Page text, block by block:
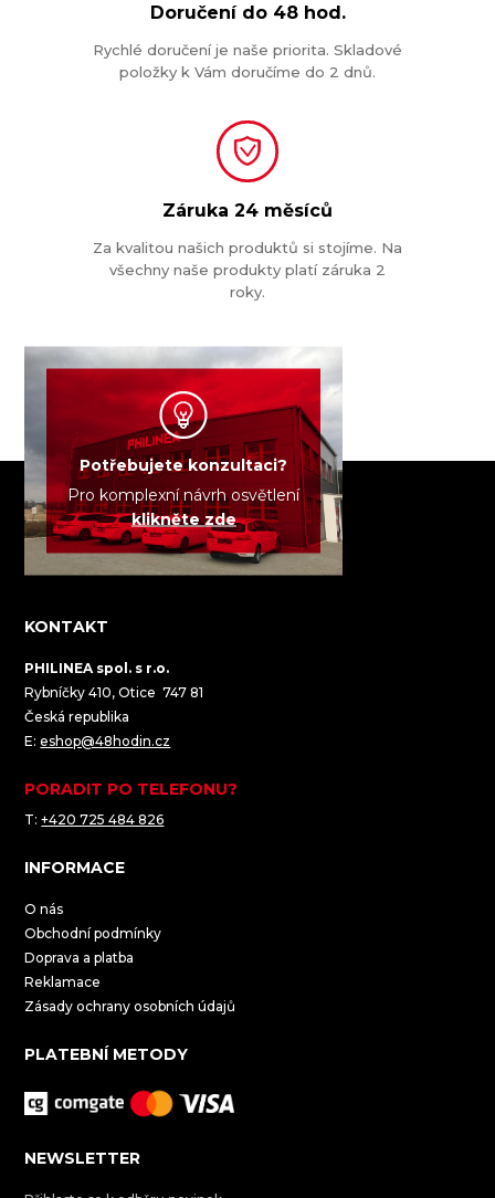
Doručení do 48 hod.
Rychlé doručení je naše priorita. Skladové
položky k Vám doručíme do 2 dnů.
Záruka 24 měsíců
Za kvalitou našich produktů si stojíme. Na
všechny naše produkty platí záruka 2
roky.
Potřebujete konzultaci?
Pro komplexní návrh osvětlení
klikněte zde
KONTAKT
PHILINEA spol. s r.o.
Rybníčky 410, Otice 747 81
Česká republika
E:eshop@48hodin.cz
PORADIT PO TELEFONU?
T:+420 725 484 826
INFORMACE
O nás
Obchodní podmínky
Doprava a platba
Reklamace
Zásady ochrany osobních údajů
PLATEBNÍ METODY
NEWSLETTER